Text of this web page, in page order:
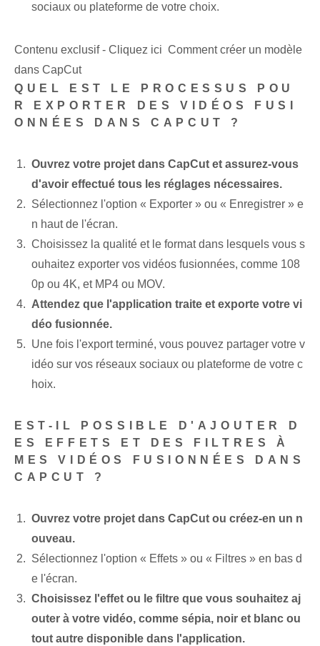
sociaux ou plateforme de votre choix.
Contenu exclusif - Cliquez ici Comment créer un modèle
dans CapCut
QUEL EST LE PROCESSUS POU
R EXPORTER DES VIDÉOS FUSI
ONNÉES DANS CAPCUT ?
Ouvrez votre projet dans CapCut et assurez-vous
d'avoir effectué tous les réglages nécessaires.
Sélectionnez l'option « Exporter » ou « Enregistrer » e
n haut de l'écran.
Choisissez la qualité et le format dans lesquels vous s
ouhaitez exporter vos vidéos fusionnées, comme 108
0p ou 4K, et MP4 ou MOV.
Attendez que l'application traite et exporte votre vi
déo fusionnée.
Une fois l'export terminé, vous pouvez partager votre v
idéo sur vos réseaux sociaux ou plateforme de votre c
hoix.
EST-IL POSSIBLE D'AJOUTER D
ES EFFETS ET DES FILTRES À
MES VIDÉOS FUSIONNÉES DANS
CAPCUT ?
Ouvrez votre projet dans CapCut ou créez-en un n
ouveau.
Sélectionnez l'option « Effets » ou « Filtres » en bas d
e l'écran.
Choisissez l'effet ou le filtre que vous souhaitez aj
outer à votre vidéo, comme sépia, noir et blanc ou
tout autre disponible dans l'application.